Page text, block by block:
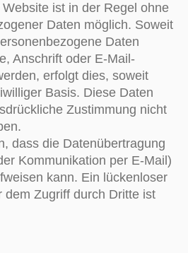
ist in der Regel ohne
Daten möglich. Soweit
Daten
Anschrift oder E-Mail-
erfolgt dies, soweit
Basis. Diese Daten
Zustimmung nicht
dass die Datenübertragung
Kommunikation per E-Mail)
kann. Ein lückenloser
dem Zugriff durch Dritte ist